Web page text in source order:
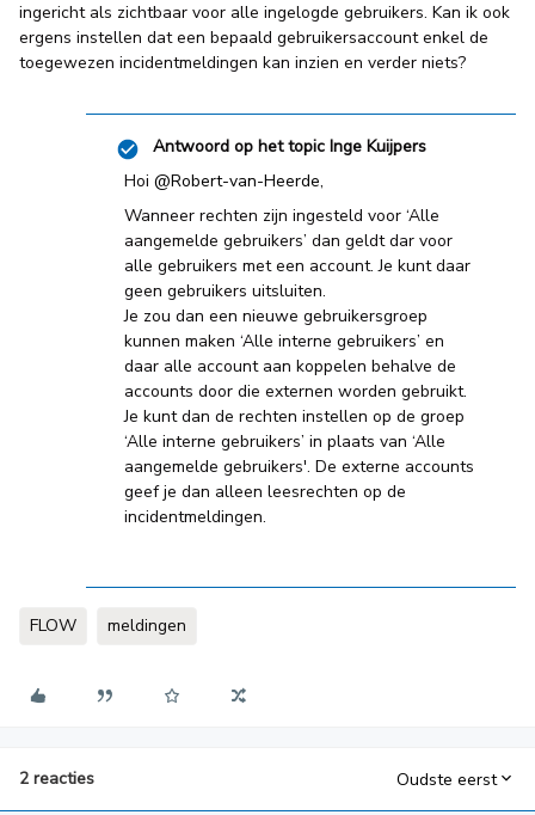
ingericht als zichtbaar voor alle ingelogde gebruikers. Kan ik ook
ergens instellen dat een bepaald gebruikersaccount enkel de
toegewezen incidentmeldingen kan inzien en verder niets?
Antwoord op het topic Inge Kuijpers
Hoi ​ @Robert-van-Heerde,
Wanneer rechten zijn ingesteld voor ‘Alle
aangemelde gebruikers’ dan geldt dar voor
alle gebruikers met een account. Je kunt daar
geen gebruikers uitsluiten.
Je zou dan een nieuwe gebruikersgroep
kunnen maken ‘Alle interne gebruikers’ en
daar alle account aan koppelen behalve de
accounts door die externen worden gebruikt.
Je kunt dan de rechten instellen op de groep
‘Alle interne gebruikers’ in plaats van ‘Alle
aangemelde gebruikers'. De externe accounts
geef je dan alleen leesrechten op de
incidentmeldingen.
FLOW meldingen
2 reacties Oudste eerst